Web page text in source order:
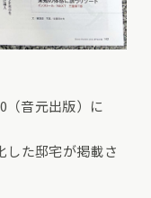
（音元出版）に
した邸宅が掲載さ